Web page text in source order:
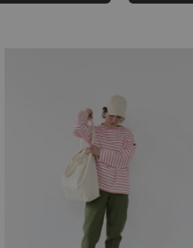
お知らせ
ご利用ガイド
ギフトラッピング
お問い合わせ
の条件で絞り込む